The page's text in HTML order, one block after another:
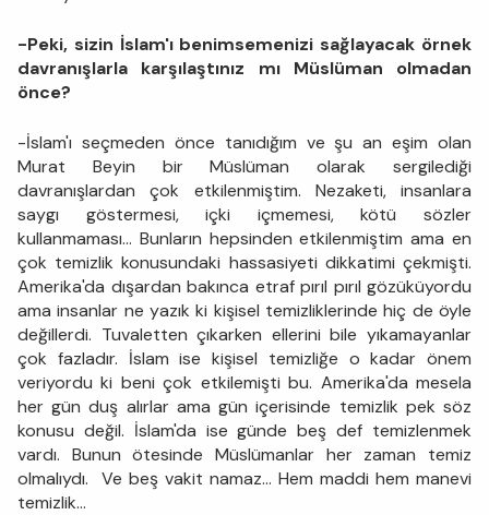
-Peki, sizin İslam'ı benimsemenizi sağlayacak örnek
davranışlarla karşılaştınız mı Müslüman olmadan
önce?
-İslam'ı seçmeden önce tanıdığım ve şu an eşim olan
Murat Beyin bir Müslüman olarak sergilediği
davranışlardan çok etkilenmiştim. Nezaketi, insanlara
saygı göstermesi, içki içmemesi, kötü sözler
kullanmaması... Bunların hepsinden etkilenmiştim ama en
çok temizlik konusundaki hassasiyeti dikkatimi çekmişti.
Amerika'da dışardan bakınca etraf pırıl pırıl gözüküyordu
ama insanlar ne yazık ki kişisel temizliklerinde hiç de öyle
değillerdi. Tuvaletten çıkarken ellerini bile yıkamayanlar
çok fazladır. İslam ise kişisel temizliğe o kadar önem
veriyordu ki beni çok etkilemişti bu. Amerika'da mesela
her gün duş alırlar ama gün içerisinde temizlik pek söz
konusu değil. İslam'da ise günde beş def temizlenmek
vardı. Bunun ötesinde Müslümanlar her zaman temiz
olmalıydı. Ve beş vakit namaz... Hem maddi hem manevi
temizlik...